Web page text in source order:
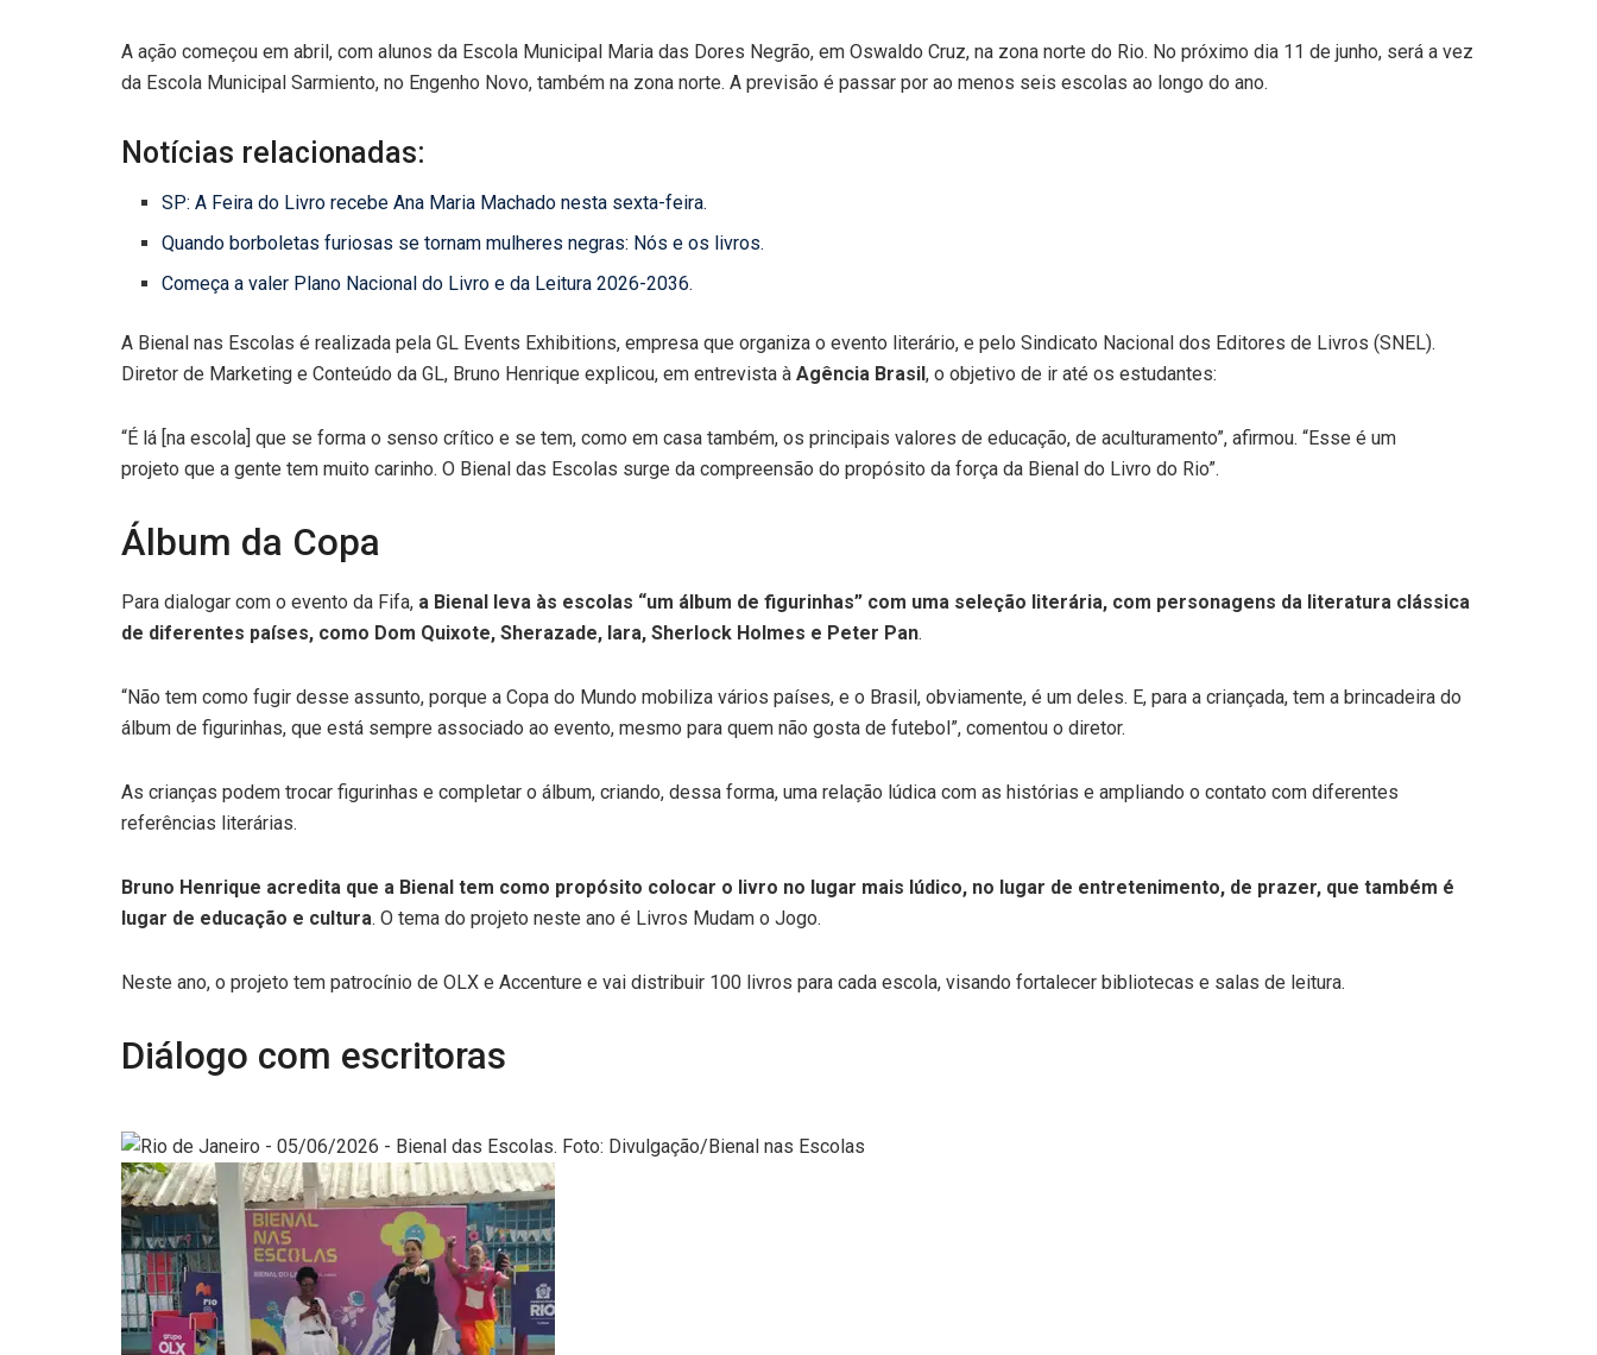
A ação começou em abril, com alunos da Escola Municipal Maria das Dores Negrão, em Oswaldo Cruz, na zona norte do Rio. No próximo dia 11 de junho, será a vez
da Escola Municipal Sarmiento, no Engenho Novo, também na zona norte. A previsão é passar por ao menos seis escolas ao longo do ano.
Notícias relacionadas:
SP: A Feira do Livro recebe Ana Maria Machado nesta sexta-feira.
Quando borboletas furiosas se tornam mulheres negras: Nós e os livros.
Começa a valer Plano Nacional do Livro e da Leitura 2026-2036.
A Bienal nas Escolas é realizada pela GL Events Exhibitions, empresa que organiza o evento literário, e pelo Sindicato Nacional dos Editores de Livros (SNEL).
Diretor de Marketing e Conteúdo da GL, Bruno Henrique explicou, em entrevista à Agência Brasil , o objetivo de ir até os estudantes:
“É lá [na escola] que se forma o senso crítico e se tem, como em casa também, os principais valores de educação, de aculturamento”, afirmou. “Esse é um
projeto que a gente tem muito carinho. O Bienal das Escolas surge da compreensão do propósito da força da Bienal do Livro do Rio”.
Álbum da Copa
Para dialogar com o evento da Fifa, a Bienal leva às escolas “um álbum de figurinhas” com uma seleção literária, com personagens da literatura clássica
de diferentes países, como Dom Quixote, Sherazade, Iara, Sherlock Holmes e Peter Pan.
“Não tem como fugir desse assunto, porque a Copa do Mundo mobiliza vários países, e o Brasil, obviamente, é um deles. E, para a criançada, tem a brincadeira do
álbum de figurinhas, que está sempre associado ao evento, mesmo para quem não gosta de futebol”, comentou o diretor.
As crianças podem trocar figurinhas e completar o álbum, criando, dessa forma, uma relação lúdica com as histórias e ampliando o contato com diferentes
referências literárias.
Bruno Henrique acredita que a Bienal tem como propósito colocar o livro no lugar mais lúdico, no lugar de entretenimento, de prazer, que também é
lugar de educação e cultura. O tema do projeto neste ano é Livros Mudam o Jogo.
Neste ano, o projeto tem patrocínio de OLX e Accenture e vai distribuir 100 livros para cada escola, visando fortalecer bibliotecas e salas de leitura.
Diálogo com escritoras